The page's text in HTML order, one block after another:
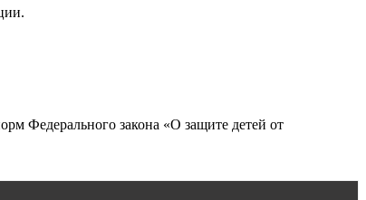
Федерального закона «О защите детей от